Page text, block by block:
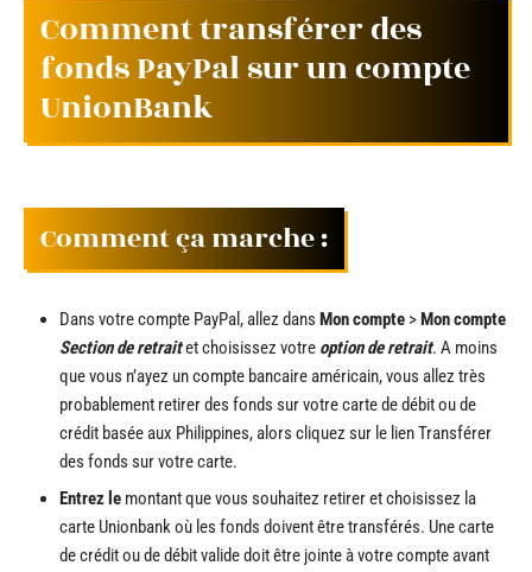
Comment transférer des
fonds PayPal sur un compte
UnionBank
Comment ça marche :
Dans votre compte PayPal, allez dans Mon compte >Mon compte
Section de retraitet choisissez votre option de retrait. A moins
que vous n’ayez un compte bancaire américain, vous allez très
probablement retirer des fonds sur votre carte de débit ou de
crédit basée aux Philippines, alors cliquez sur le lien Transférer
des fonds sur votre carte.
Entrez le montant que vous souhaitez retirer et choisissez la
carte Unionbank où les fonds doivent être transférés. Une carte
de crédit ou de débit valide doit être jointe à votre compte avant